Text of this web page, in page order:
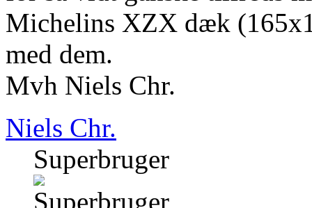
Michelins XZX dæk
med dem.
Mvh Niels Chr.
Niels Chr.
Superbruger